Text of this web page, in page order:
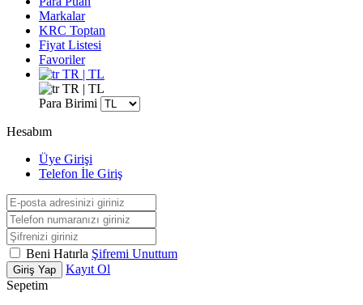
Markalar
KRC Toptan
Fiyat Listesi
Favoriler
TR | TL
TR | TL
Para Birimi
Hesabım
Üye Girişi
Telefon İle Giriş
Beni Hatırla Şifremi Unuttum
Giriş Yap
Kayıt Ol
Sepetim